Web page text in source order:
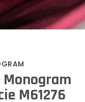
M61276